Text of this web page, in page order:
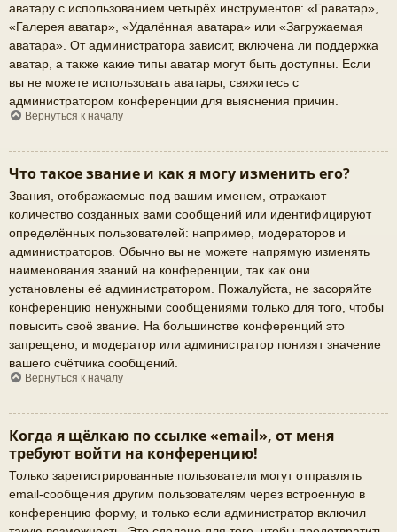
аватару с использованием четырёх инструментов: «Граватар»,
«Галерея аватар», «Удалённая аватара» или «Загружаемая
аватара». От администратора зависит, включена ли поддержка
аватар, а также какие типы аватар могут быть доступны. Если
вы не можете использовать аватары, свяжитесь с
администратором конференции для выяснения причин.
Вернуться к началу
Что такое звание и как я могу изменить его?
Звания, отображаемые под вашим именем, отражают
количество созданных вами сообщений или идентифицируют
определённых пользователей: например, модераторов и
администраторов. Обычно вы не можете напрямую изменять
наименования званий на конференции, так как они
установлены её администратором. Пожалуйста, не засоряйте
конференцию ненужными сообщениями только для того, чтобы
повысить своё звание. На большинстве конференций это
запрещено, и модератор или администратор понизят значение
вашего счётчика сообщений.
Вернуться к началу
Когда я щёлкаю по ссылке «email», от меня
требуют войти на конференцию!
Только зарегистрированные пользователи могут отправлять
email-сообщения другим пользователям через встроенную в
конференцию форму, и только если администратор включил